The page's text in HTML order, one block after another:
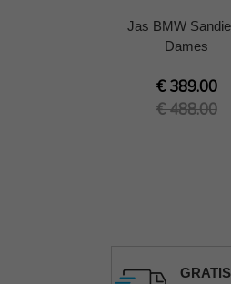
Jas BMW
Dames
€ 389.00
€ 488.00